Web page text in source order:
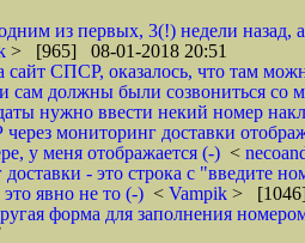
из первых, 3(!) недели назад,
> [965] 08-01-2018 20:51
сайт СПСР, оказалось, что там
сам должны были созвониться со
нужно ввести некий номер
мониторинг доставки
у меня отображается (-) <
- это строка с "введите
явно не то (-) < Vampik >
форма для заполнения